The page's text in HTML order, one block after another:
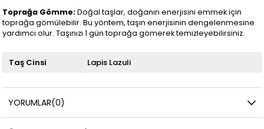
Toprağa Gömme:Doğal taşlar, doğanın enerjisini emmek için
toprağa gömülebilir. Bu yöntem, taşın enerjisinin dengelenmesine
yardımcı olur. Taşınızı 1 gün toprağa gömerek temizleyebilirsiniz.
Taş Cinsi Lapis Lazuli
YORUMLAR(0)